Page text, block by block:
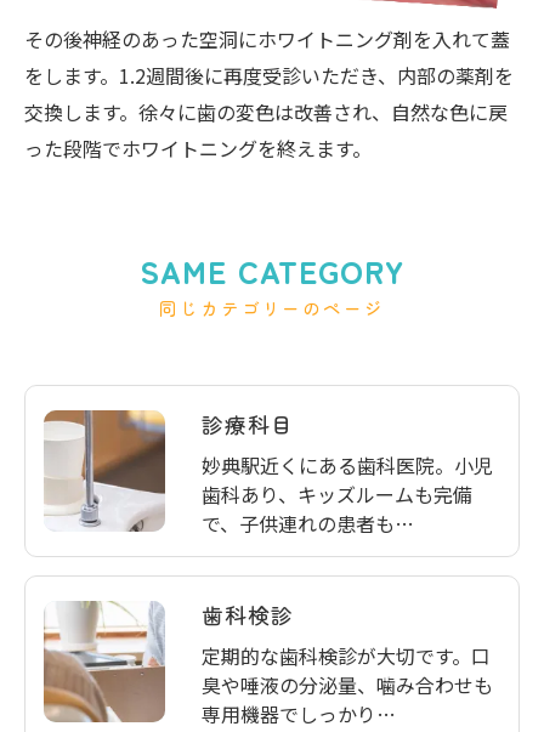
その後神経のあった空洞にホワイトニング剤を入れて蓋
をします。1.2週間後に再度受診いただき、内部の薬剤を
交換します。徐々に歯の変色は改善され、自然な色に戻
った段階でホワイトニングを終えます。
同じカテゴリーのページ
SAME CATEGORY
診療科目
妙典駅近くにある歯科医院。小児
歯科あり、キッズルームも完備
で、子供連れの患者も…
歯科検診
定期的な歯科検診が大切です。口
臭や唾液の分泌量、噛み合わせも
専用機器でしっかり…